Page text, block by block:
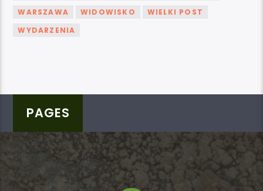
WARSZAWA
WIDOWISKO
WIELKI POST
WYDARZENIA
PAGES